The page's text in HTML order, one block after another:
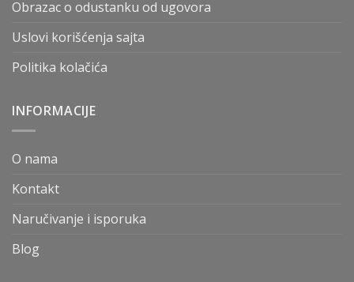
Obrazac o odustanku od ugovora
Uslovi korišćenja sajta
Politika kolačića
INFORMACIJE
O nama
Kontakt
Naručivanje i isporuka
Blog